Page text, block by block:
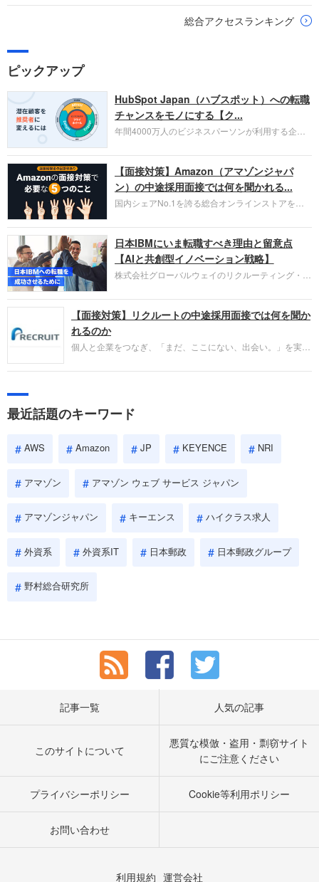
総合アクセスランキング
ピックアップ
HubSpot Japan（ハブスポット）への転職
チャンスをモノにする【ク...
年間4000万人のビジネスパーソンが利用する企業
お勧めするイチオシ企業をご紹介します。今回はク
ラウド型CRMプラットフォームを提供する
HubSpot Japan（ハブスポット・ジャパン）株式会
社です。採用面接対策の企業研究にご活用くださ
い。
【面接対策】Amazon（アマゾンジャパ
ン）の中途採用面接では何を聞かれる...
国内シェアNo.1を誇る総合オンラインストアを運
圧倒的な存在感を持つAmazon。中途採用面接では
過去の具体的な業務成果やリーダーシップの発揮、
失敗からの学びが重視され、人間性やカルチャーフ
ィットも評価対象となり、長期的に成長できる仲間
であるかを多角的に審査されます。
日本IBMにいま転職すべき理由と留意点
【AIと共創型イノベーション戦略】
株式会社グローバルウェイのリクルーティング・パ
パーソンが利用する企業口コミサイト「キャリコ
ネ」の転職エージェントがお勧めするイチオシ企業
IBMです。採用面接対策の企業研究にご活用くださ
い。
【面接対策】リクルートの中途採用面接では何を聞か
れるのか
個人と企業をつなぎ、「まだ、ここにない、出会い。」を実現
やこれまでの成果を具体的に問われるほか、「人間性」も評価
しょう。
最近話題のキーワード
AWS Amazon JP KEYENCE NRI
アマゾン アマゾン ウェブ サービス ジャパン
アマゾンジャパン キーエンス ハイクラス求人
外資系 外資系IT 日本郵政 日本郵政グループ
野村総合研究所
記事一覧 人気の記事
このサイトについて
悪質な模倣・盗用・剽窃サイト
にご注意ください
プライバシーポリシー Cookie等利用ポリシー
お問い合わせ
利用規約 運営会社